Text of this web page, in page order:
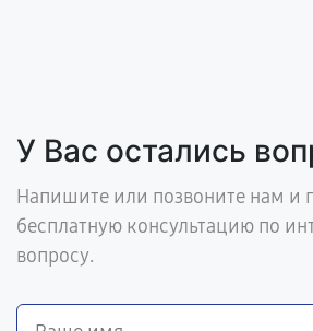
У Вас остались
Напишите или позвоните нам и
бесплатную консультацию по
вопросу.